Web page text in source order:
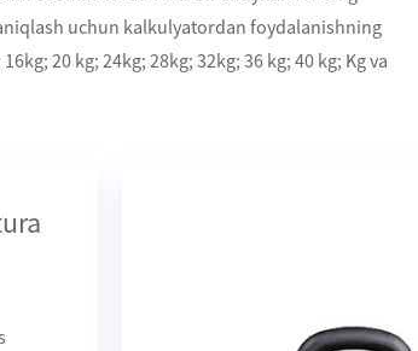
uchun kalkulyatordan foydalanishning
20 kg; 24kg; 28kg; 32kg; 36 kg; 40 kg; Kg va